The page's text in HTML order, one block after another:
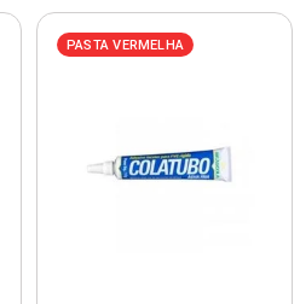
PASTA VERMELHA